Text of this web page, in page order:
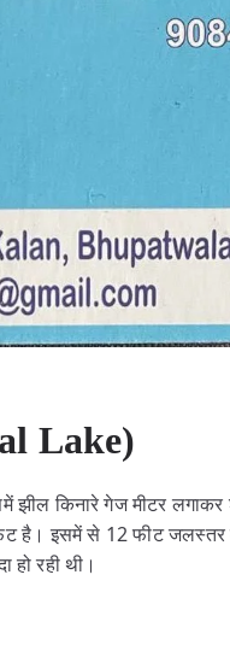
Lake)
झील किनारे गेज मीटर
है। इसमें से 12 फीट
हो रही थी।